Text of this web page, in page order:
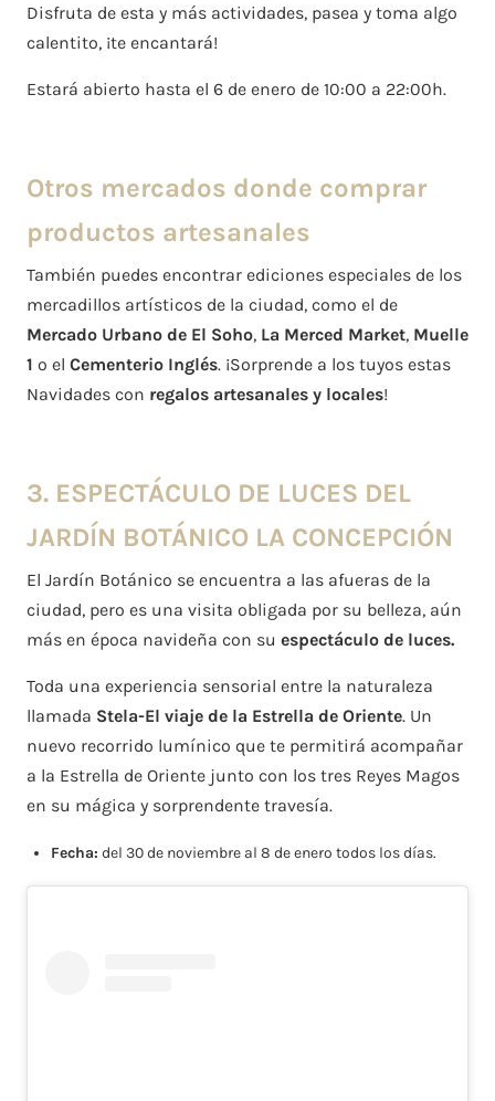
Disfruta de esta y más actividades, pasea y toma algo
calentito, ¡te encantará!
Estará abierto hasta el 6 de enero de 10:00 a 22:00h.
Otros mercados donde comprar
productos artesanales
También puedes encontrar ediciones especiales de los
mercadillos artísticos de la ciudad, como el de
Mercado Urbano de El Soho, La Merced Market, Muelle
1 o el Cementerio Inglés. ¡Sorprende a los tuyos estas
Navidades con regalos artesanales y locales!
3. ESPECTÁCULO DE LUCES DEL
JARDÍN BOTÁNICO LA CONCEPCIÓN
El Jardín Botánico se encuentra a las afueras de la
ciudad, pero es una visita obligada por su belleza, aún
más en época navideña con su espectáculo de luces.
Toda una experiencia sensorial entre la naturaleza
llamada Stela-El viaje de la Estrella de Oriente. Un
nuevo recorrido lumínico que te permitirá acompañar
a la Estrella de Oriente junto con los tres Reyes Magos
en su mágica y sorprendente travesía.
Fecha: del 30 de noviembre al 8 de enero todos los días.